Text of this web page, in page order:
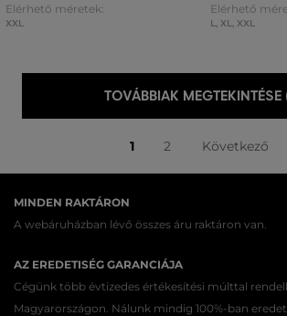
Elérhető méretek:
XXL
Elérhető
L, XL, XXL
TOVÁBBIAK MEGTEKINTÉSE
1 2 Következő
MINDEN RAKTÁRON
A webáruházban lévő összes áru raktáron van.
AZ EREDETISÉG GARANCIÁJA
Cégünk több évtizedes értékesítési múlttal
Magyarországon. Nálunk mindig 100%-ban